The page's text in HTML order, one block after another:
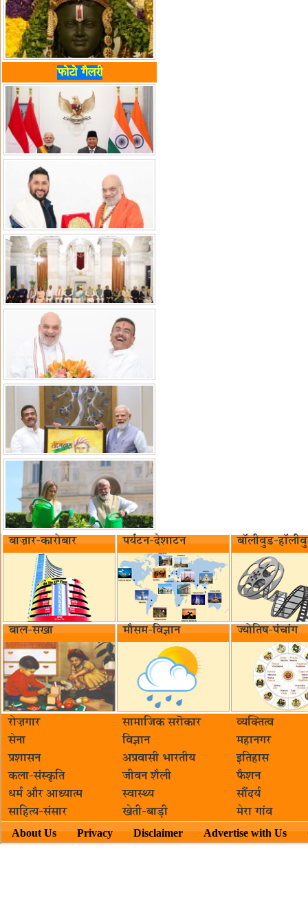
फोटो गैलरी
बाज़ार-कारोबार पर्यटन-देशाटन बॉलीवुड-
बाल-सखा मौसम-विज्ञान ज्योतिष-पंचांग
रोज़गार सामाजिक सरॊकार‌
व्यक्तित्व
सेना
विज्ञान
महानगर
प्रशासन
अप्रवासी भारतीय
इतिहास
कला-संस्कृति
जीवन शैली
फैशन
धर्म और आध्यात्म
स्वास्थ्य
सौंदर्य
साहित्य-संसार
खेती-बाड़ी मेरा गांव
About Us Privacy Disclaimer Advertise with Us